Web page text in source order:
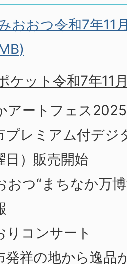
おおつ令和7年11
ケット令和7年11
アートフェス
プレミアム付デジ
日）販売開始
おつ“まちなか万
りコンサート
発祥の地から逸品